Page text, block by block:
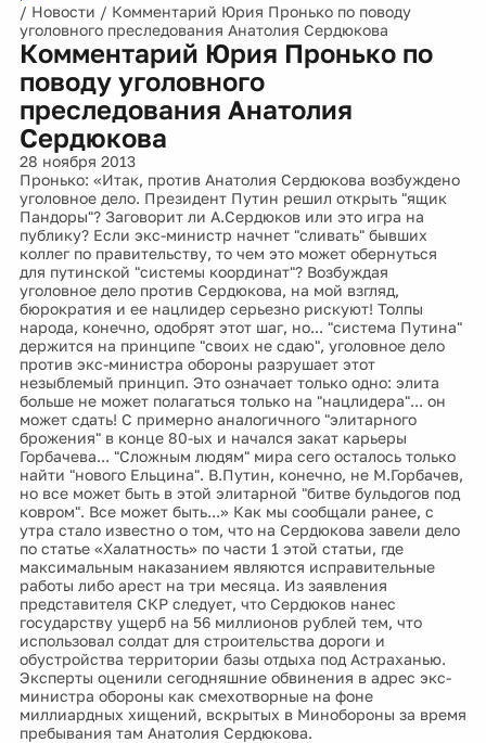
/ Новости / Комментарий Юрия Пронько по поводу
уголовного преследования Анатолия Сердюкова
Комментарий Юрия Пронько по
поводу уголовного
преследования Анатолия
Сердюкова
28 ноября 2013
Пронько: «Итак, против Анатолия Сердюкова возбуждено
уголовное дело. Президент Путин решил открыть "ящик
Пандоры"? Заговорит ли А.Сердюков или это игра на
публику? Если экc-министр начнет "сливать" бывших
коллег по правительству, то чем это может обернуться
для путинской "системы координат"? Возбуждая
уголовное дело против Сердюкова, на мой взгляд,
бюрократия и ее нацлидер серьезно рискуют! Толпы
народа, конечно, одобрят этот шаг, но... "система Путина"
держится на принципе "своих не сдаю", уголовное дело
против экс-министра обороны разрушает этот
незыблемый принцип. Это означает только одно: элита
больше не может полагаться только на "нацлидера"... он
может сдать! С примерно аналогичного "элитарного
брожения" в конце 80-ых и начался закат карьеры
Горбачева... "Сложным людям" мира сего осталось только
найти "нового Ельцина". В.Путин, конечно, не М.Горбачев,
но все может быть в этой элитарной "битве бульдогов под
ковром". Все может быть...» Как мы сообщали ранее, с
утра стало известно о том, что на Сердюкова завели дело
по статье «Халатность» по части 1 этой статьи, где
максимальным наказанием являются исправительные
работы либо арест на три месяца. Из заявления
представителя СКР следует, что Сердюков нанес
государству ущерб на 56 миллионов рублей тем, что
использовал солдат для строительства дороги и
обустройства территории базы отдыха под Астраханью.
Эксперты оценили сегодняшние обвинения в адрес экс-
министра обороны как смехотворные на фоне
миллиардных хищений, вскрытых в Минобороны за время
пребывания там Анатолия Сердюкова.